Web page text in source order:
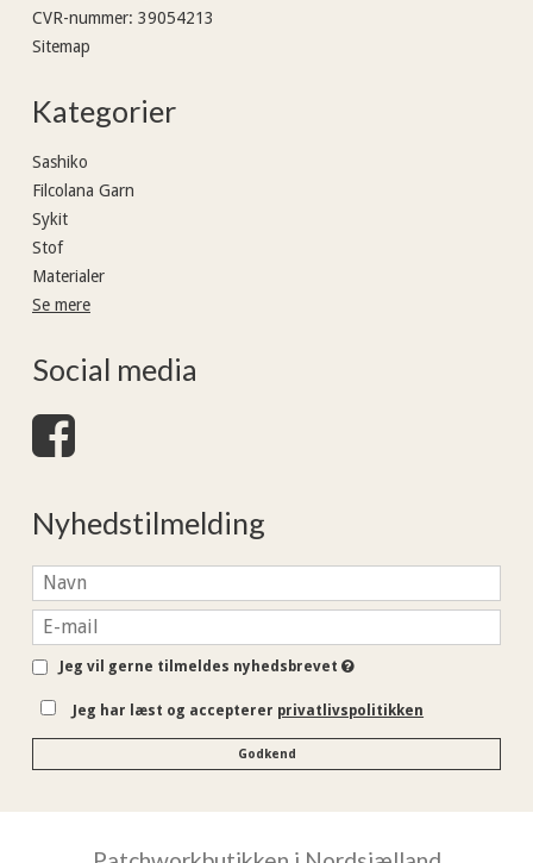
CVR-nummer: 39054213
Sitemap
Kategorier
Sashiko
Filcolana Garn
Sykit
Stof
Materialer
Se mere
Social media
Nyhedstilmelding
Jeg vil gerne tilmeldes nyhedsbrevet
Jeg har læst og accepterer privatlivspolitikken
Godkend